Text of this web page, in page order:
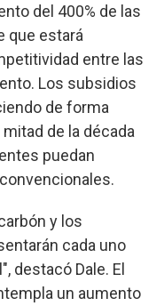
del 400% de las
que estará
entre las
Los subsidios
de forma
de la década
puedan
y los
cada uno
destacó Dale. El
un aumento